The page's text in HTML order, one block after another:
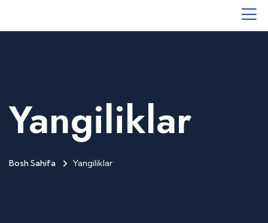
Yangiliklar
Bosh Sahifa Yangiliklar